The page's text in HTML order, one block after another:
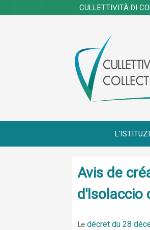
CULLETTIVITÀ DI
Avis de
d'Isolaccio
Le décret du 28